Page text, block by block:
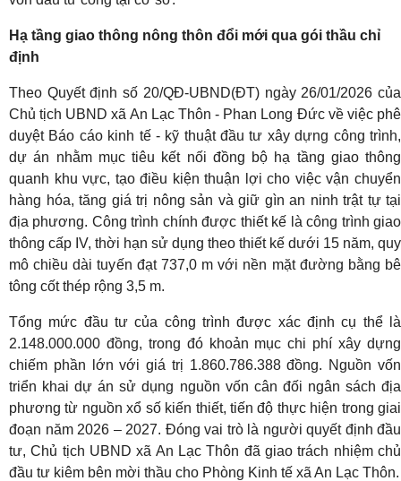
Hạ tầng giao thông nông thôn đổi mới qua gói thầu chỉ
định
Theo Quyết định số 20/QĐ-UBND(ĐT) ngày 26/01/2026 của
Chủ tịch UBND xã An Lạc Thôn - Phan Long Đức về việc phê
duyệt Báo cáo kinh tế - kỹ thuật đầu tư xây dựng công trình,
dự án nhằm mục tiêu kết nối đồng bộ hạ tầng giao thông
quanh khu vực, tạo điều kiện thuận lợi cho việc vận chuyển
hàng hóa, tăng giá trị nông sản và giữ gìn an ninh trật tự tại
địa phương. Công trình chính được thiết kế là công trình giao
thông cấp IV, thời hạn sử dụng theo thiết kế dưới 15 năm, quy
mô chiều dài tuyến đạt 737,0 m với nền mặt đường bằng bê
tông cốt thép rộng 3,5 m.
Tổng mức đầu tư của công trình được xác định cụ thể là
2.148.000.000 đồng, trong đó khoản mục chi phí xây dựng
chiếm phần lớn với giá trị 1.860.786.388 đồng. Nguồn vốn
triển khai dự án sử dụng nguồn vốn cân đối ngân sách địa
phương từ nguồn xổ số kiến thiết, tiến độ thực hiện trong giai
đoạn năm 2026 – 2027. Đóng vai trò là người quyết định đầu
tư, Chủ tịch UBND xã An Lạc Thôn đã giao trách nhiệm chủ
đầu tư kiêm bên mời thầu cho Phòng Kinh tế xã An Lạc Thôn.